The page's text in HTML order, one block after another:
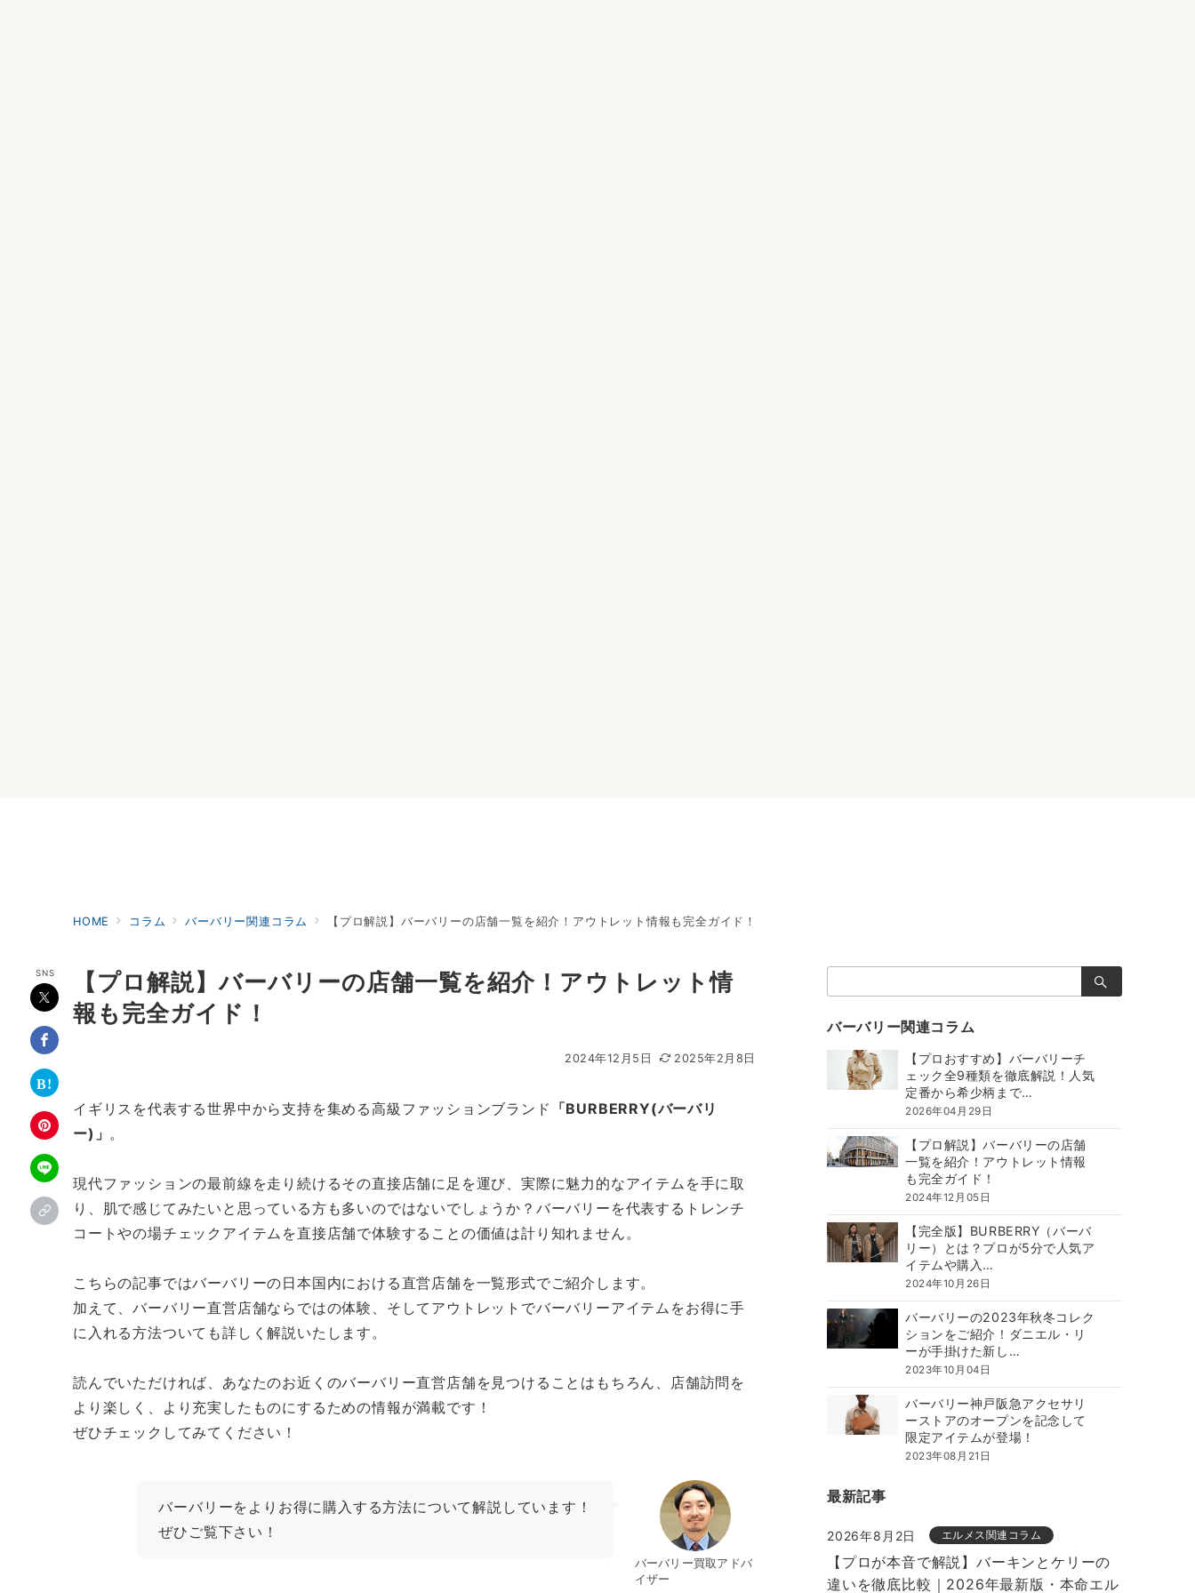
HOME コラム バーバリー関連コラム 【プロ解説】バーバリーの店舗一覧を紹介！アウトレット情報も完全ガイド！
SNS
【プロ解説】バーバリーの店舗一覧を紹介！アウトレット情
報も完全ガイド！
2024年12月5日 2025年2月8日
イギリスを代表する世界中から支持を集める高級ファッションブランド 「BURBERRY(バーバリ
ー)」 。
現代ファッションの最前線を走り続けるその直接店舗に足を運び、実際に魅力的なアイテムを手に取
り、肌で感じてみたいと思っている方も多いのではないでしょうか？バーバリーを代表するトレンチ
コートやの場チェックアイテムを直接店舗で体験することの価値は計り知れません。
こちらの記事ではバーバリーの日本国内における直営店舗を一覧形式でご紹介します。
加えて、バーバリー直営店舗ならではの体験、そしてアウトレットでバーバリーアイテムをお得に手
に入れる方法ついても詳しく解説いたします。
読んでいただければ、あなたのお近くのバーバリー直営店舗を見つけることはもちろん、店舗訪問を
より楽しく、より充実したものにするための情報が満載です！
ぜひチェックしてみてください！
バーバリー買取アドバ
イザー
バーバリーをよりお得に購入する方法について解説しています！
ぜひご覧下さい！
索：
バーバリー関連コラム
【プロおすすめ】バーバリーチ
ェック全9種類を徹底解説！人気
定番から希少柄まで…
2026年04月29日
【プロ解説】バーバリーの店舗
一覧を紹介！アウトレット情報
も完全ガイド！
2024年12月05日
【完全版】BURBERRY（バーバ
リー）とは？プロが5分で人気ア
イテムや購入…
2024年10月26日
バーバリーの2023年秋冬コレク
ションをご紹介！ダニエル・リ
ーが手掛けた新し…
2023年10月04日
バーバリー神戸阪急アクセサリ
ーストアのオープンを記念して
限定アイテムが登場！
2023年08月21日
最新記事
2026年8月2日 エルメス関連コラム
【プロが本音で解説】バーキンとケリーの
違いを徹底比較｜2026年最新版・本命エル